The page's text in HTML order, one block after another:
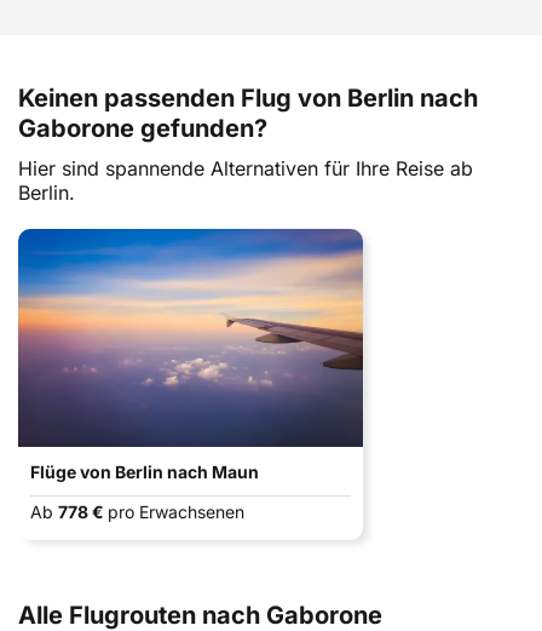
Keinen passenden Flug von Berlin nach
Gaborone gefunden?
Hier sind spannende Alternativen für Ihre Reise ab
Berlin.
Flüge von Berlin nach Maun
Ab 778 € pro Erwachsenen
Alle Flugrouten nach Gaborone